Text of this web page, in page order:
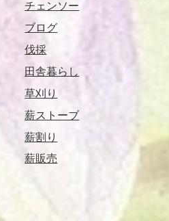
チェンソー
ブログ
伐採
田舎暮らし
草刈り
薪ストーブ
薪割り
薪販売